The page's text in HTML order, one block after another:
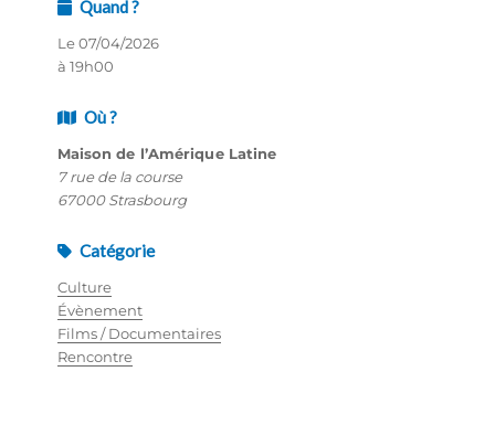
Quand ?
Le 07/04/2026
à 19h00
Où ?
Maison de l’Amérique Latine
7 rue de la course
67000 Strasbourg
Catégorie
Culture
Évènement
Films / Documentaires
Rencontre